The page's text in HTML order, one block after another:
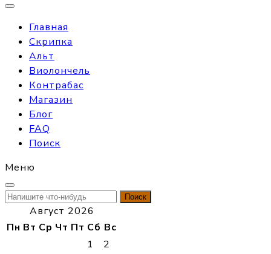
Главная
Скрипка
Альт
Виолончель
Контрабас
Магазин
Блог
FAQ
Поиск
Меню
Найти:
Август 2026
Пн Вт Ср Чт Пт Сб Вс
1
2